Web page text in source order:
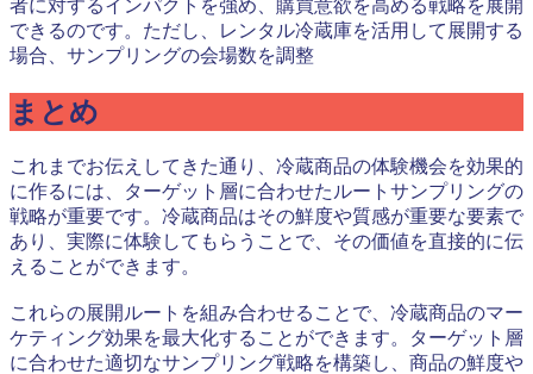
者に対するインパクトを強め、購買意欲を高める戦略を展開
できるのです。ただし、レンタル冷蔵庫を活用して展開する
場合、サンプリングの会場数を調整
まとめ
これまでお伝えしてきた通り、冷蔵商品の体験機会を効果的
に作るには、ターゲット層に合わせたルートサンプリングの
戦略が重要です。冷蔵商品はその鮮度や質感が重要な要素で
あり、実際に体験してもらうことで、その価値を直接的に伝
えることができます。
これらの展開ルートを組み合わせることで、冷蔵商品のマー
ケティング効果を最大化することができます。ターゲット層
に合わせた適切なサンプリング戦略を構築し、商品の鮮度や